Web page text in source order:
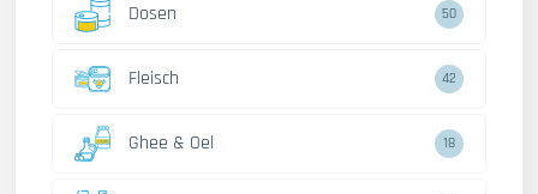
Dosen 50
Fleisch 42
Ghee & Oel 18